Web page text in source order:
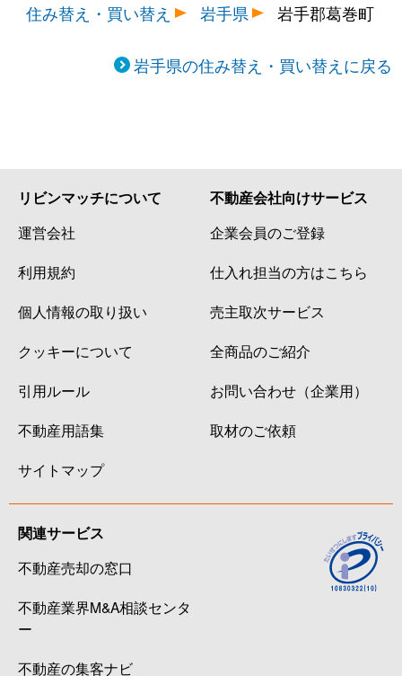
住み替え・買い替え
岩手県 岩手郡葛巻町
岩手県の住み替え・買い替えに戻る
リビンマッチについて
運営会社
利用規約
個人情報の取り扱い
クッキーについて
引用ルール
不動産用語集
サイトマップ
不動産会社向けサービス
企業会員のご登録
仕入れ担当の方はこちら
売主取次サービス
全商品のご紹介
お問い合わせ（企業用）
取材のご依頼
関連サービス
不動産売却の窓口
不動産業界M&A相談センタ
ー
不動産の集客ナビ